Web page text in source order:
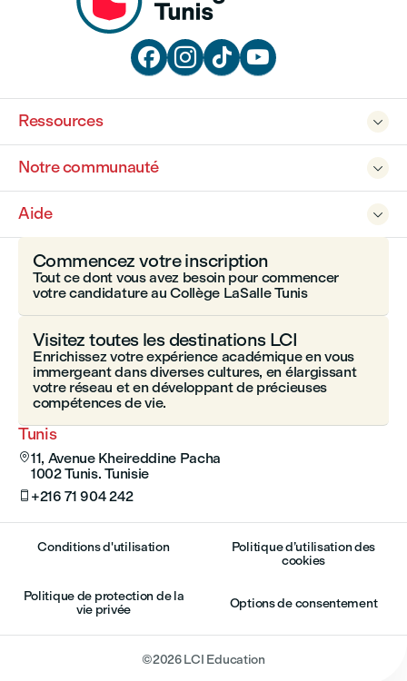
   

Ressources

Notre communauté

Aide
Tunis
11, Avenue Kheireddine Pacha
1002 Tunis. Tunisie
 +216 71 904 242
Commencez votre inscription
Tout ce dont vous avez besoin pour commencer
votre candidature au Collège LaSalle Tunis
Visitez toutes les destinations LCI
Enrichissez votre expérience académique en vous
immergeant dans diverses cultures, en élargissant
votre réseau et en développant de précieuses
compétences de vie.
Conditions d'utilisation
Politique d’utilisation des
cookies
Politique de protection de la
vie privée
Options de consentement
©2026LCI Education